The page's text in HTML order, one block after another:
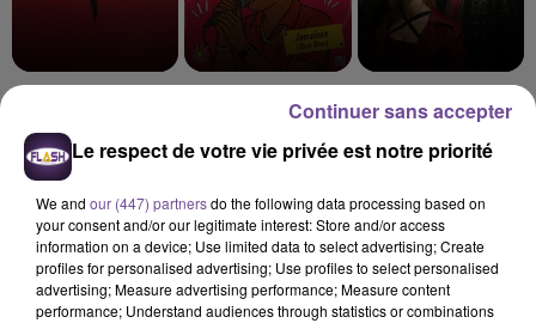
Jamaican (bam Bam) Démons
20h47
20h47
Le respect de votre vie privée est notre priorité
We and our (447) partnersdo the following data processing based on
your consent and/or our legitimate interest: Store and/or access
information on a device; Use limited data to select advertising; Create
profiles for personalised advertising; Use profiles to select personalised
advertising; Measure advertising performance; Measure content
performance; Understand audiences through statistics or combinations
Continuer sans accepter